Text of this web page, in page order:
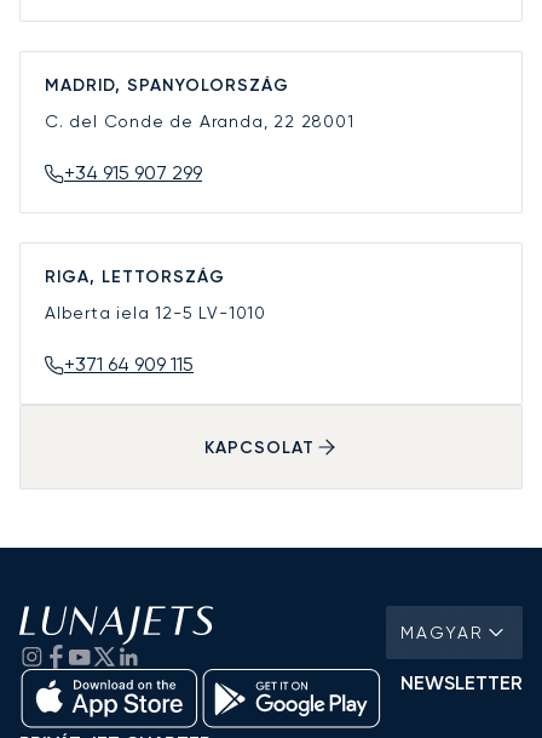
MADRID, SPANYOLORSZÁG
C. del Conde de Aranda, 22 28001
+34 915 907 299
RIGA, LETTORSZÁG
Alberta iela 12-5 LV-1010
+371 64 909 115
KAPCSOLAT
MAGYAR
NEWSLETTER